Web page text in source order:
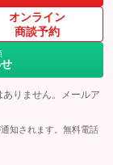
オンライン
商談予約
りません。メールア
知されます。無料電話